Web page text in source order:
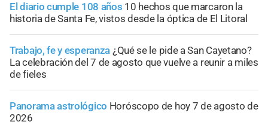
El diario cumple 108 años 10 hechos que marcaron la
historia de Santa Fe, vistos desde la óptica de El Litoral
Trabajo, fe y esperanza ¿Qué se le pide a San Cayetano?
La celebración del 7 de agosto que vuelve a reunir a miles
de fieles
Panorama astrológico Horóscopo de hoy 7 de agosto de
2026